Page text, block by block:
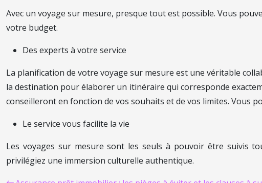
Avec un voyage sur mesure, presque tout est possible. Vous
votre budget.
Des experts à votre service
La planification de votre voyage sur mesure est une véritable
la destination pour élaborer un itinéraire qui corresponde
conseilleront en fonction de vos souhaits et de vos limites. Vous
Le service vous facilite la vie
Les voyages sur mesure sont les seuls à pouvoir être suivis
privilégiez une immersion culturelle authentique.